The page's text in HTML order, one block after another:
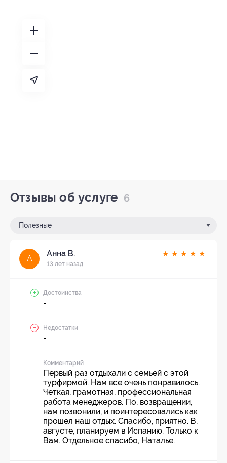
Отзывы об услуге 6
Полезные
А
Анна В.
13 лет назад
★ ★ ★ ★ ★
Достоинства
-
Недостатки
-
Комментарий
Первый раз отдыхали с семьей с этой
турфирмой. Нам все очень понравилось.
Четкая, грамотная, профессиональная
работа менеджеров. По, возвращении,
нам позвонили, и поинтересовались как
прошел наш отдых. Спасибо, приятно. В,
августе, планируем в Испанию. Только к
Вам. Отдельное спасибо, Наталье.